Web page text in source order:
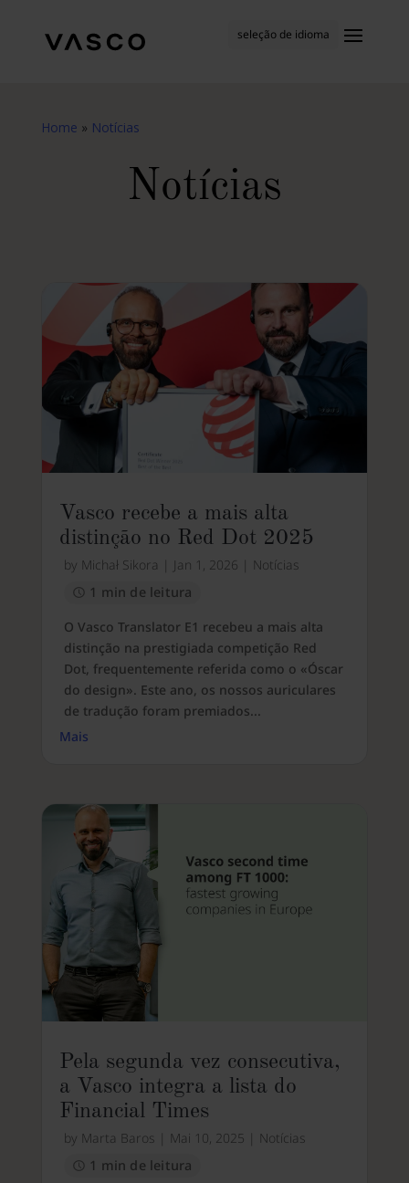
seleção de idioma
Home » Notícias
Notícias
Vasco recebe a mais alta
distinção no Red Dot 2025
by Michał Sikora Jan 1, 2026
Notícias
1 min de leitura
O Vasco Translator E1 recebeu a mais alta
distinção na prestigiada competição Red
Dot, frequentemente referida como o «Óscar
do design». Este ano, os nossos auriculares
de tradução foram premiados...
Mais
Pela segunda vez consecutiva,
a Vasco integra a lista do
Financial Times
by Marta Baros Mai 10, 2025
Notícias
1 min de leitura